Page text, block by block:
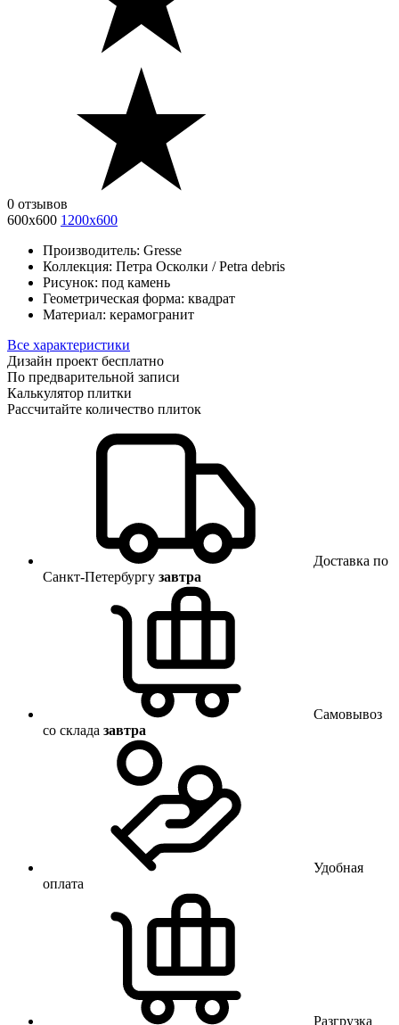
0 отзывов
600х600 1200х600
Производитель: Gresse
Коллекция: Петра Осколки / Petra debris
Рисунок: под камень
Геометрическая форма: квадрат
Материал: керамогранит
Все характеристики
Дизайн проект бесплатно
По предварительной записи
Калькулятор плитки
Рассчитайте количество плиток
Доставка по
Санкт-Петербургу завтра
Самовывоз
со склада завтра
Удобная
оплата
Разгрузка